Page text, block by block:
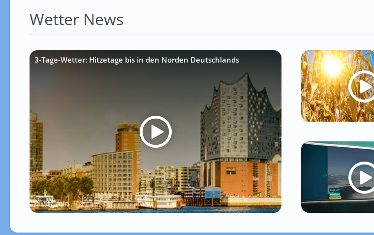
Wetter News
3-Tage-Wetter: Hitzetage bis in den Norden Deutschlands
01:37 min